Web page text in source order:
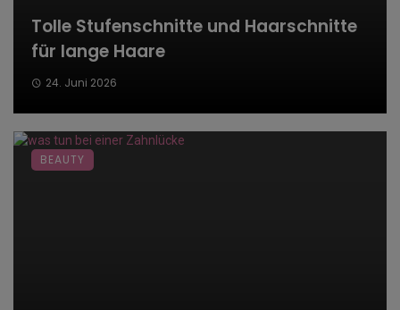
Tolle Stufenschnitte und Haarschnitte
für lange Haare
24. Juni 2026
BEAUTY